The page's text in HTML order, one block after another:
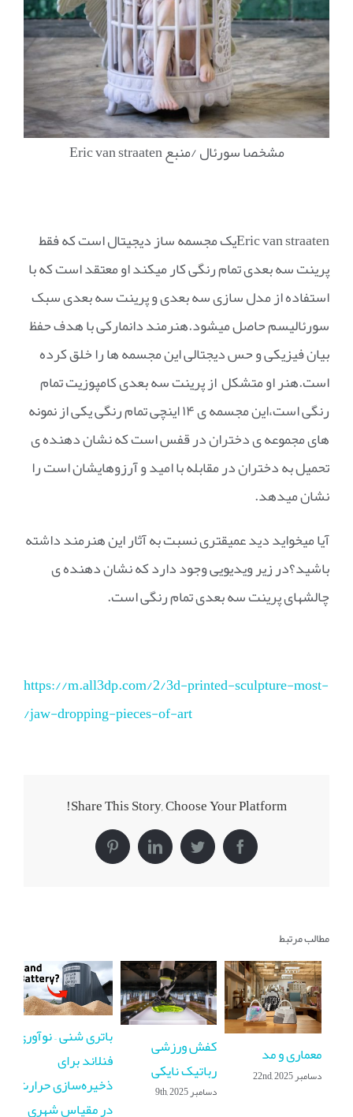
مشخصا سورئال /منبع Eric van straaten
Eric van straatenیک مجسمه ساز دیجیتال است که فقط
پرینت سه بعدی تمام رنگی کار میکند او معتقد است که با
استفاده از مدل سازی سه بعدی و پرینت سه بعدی سبک
سورئالیسم حاصل میشود.هنرمند دانمارکی با هدف حفظ
بیان فیزیکی و حس دیجتالی این مجسمه ها را خلق کرده
است.هنر او متشکل از پرینت سه بعدی کامپوزیت تمام
رنگی است،این مجسمه ی ۱۴ اینچی تمام رنگی یکی از نمونه
های مجموعه ی دختران در قفس است که نشان دهنده ی
تحمیل به دختران در مقابله با امید و آرزوهایشان است را
نشان میدهد.
آیا میخواید دید عمیقتری نسبت به آثار این هنرمند داشته
باشید؟در زیر ویدیویی وجود دارد که نشان دهنده ی
چالشهای پرینت سه بعدی تمام رنگی است.
https://m.all3dp.com/2/3d-printed-sculpture-most-
jaw-dropping-pieces-of-art/
Share This Story, Choose Your Platform!
Facebook
Twitter
LinkedIn
Pinterest
مطالب مرتبط
معماری و مد
دسامبر 22nd, 2025
کفش ورزشی
رباتیک نایکی
دسامبر 9th, 2025
باتری شنی – نوآوری
فنلاند برای
ذخیره‌سازی حرارت
در مقیاس شهری